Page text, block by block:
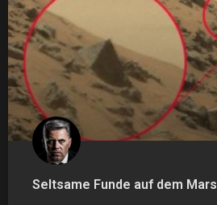
Seltsame Funde auf dem Mars